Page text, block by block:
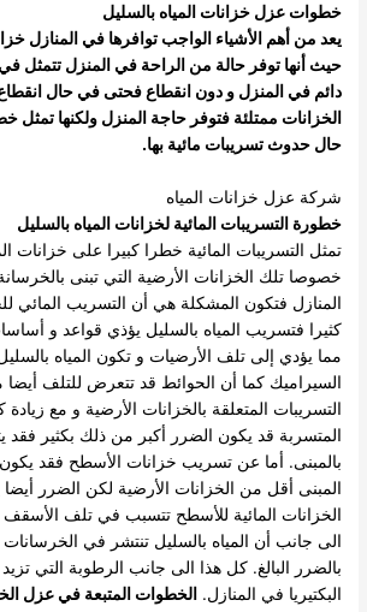
خطوات عزل خزانات المياه بالسليل
يعد من أهم الأشياء الواجب توافرها في المنازل
حيث أنها توفر حالة من الراحة في المنزل تتمثل
دائم في المنزل و دون انقطاع فحتى في حال انقطاع
الخزانات ممتلئة فتوفر حاجة المنزل ولكنها
حال حدوث تسريبات مائية بها.
شركة عزل خزانات المياه
خطورة التسريبات المائية لخزانات المياه بالسليل
تمثل التسريبات المائية خطرا كبيرا على خزانات
خصوصا تلك الخزانات الأرضية التي تبنى
المنازل فتكون المشكلة هي أن التسريب المائي
كثيرا فتسريب المياه بالسليل يؤذي قواعد و
مما يؤدي إلى تلف الأرضيات و تكون المياه
السيراميك كما أن الحوائط قد تتعرض للتلف
التسريبات المتعلقة بالخزانات الأرضية و مع زيادة
المتسربة قد يكون الضرر أكبر من ذلك بكثير فقد
بالمبنى. أما عن تسريب خزانات الأسطح فقد
المبنى أقل من الخزانات الأرضية لكن الضرر أيضا
الخزانات المائية للأسطح تتسبب في تلف الأسقف
الى جانب أن المياه بالسليل تنتشر في
بالضرر البالغ. كل هذا الى جانب الرطوبة التي
البكتيريا في المنازل. الخطوات المتبعة في عزل